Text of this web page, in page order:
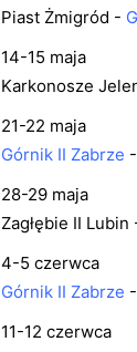
Piast Żmigród -
14-15 maja
Karkonosze
21-22 maja
Górnik II Zabrze
28-29 maja
Zagłębie II Lubin
4-5 czerwca
Górnik II Zabrze
11-12 czerwca